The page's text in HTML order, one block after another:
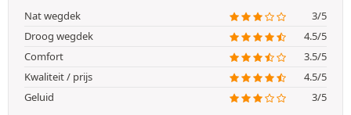
Nat wegdek
3/5
Droog wegdek
4.5/5
Comfort
3.5/5
Kwaliteit / prijs
4.5/5
Geluid
3/5